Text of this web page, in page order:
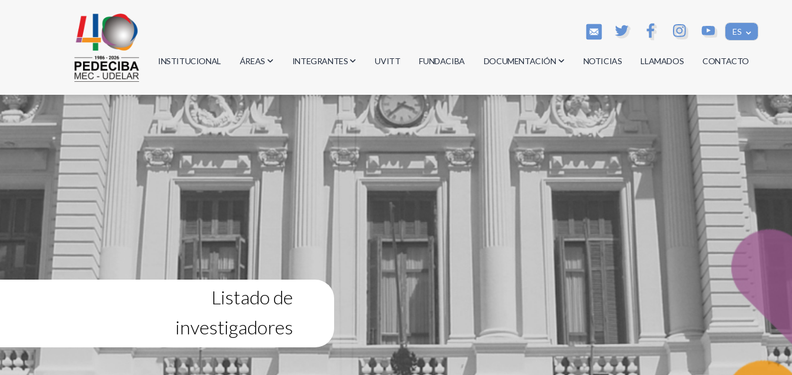
ES
INSTITUCIONAL ÁREAS
Biología
Física
Geociencias
Informática
Matemática
INTEGRANTES
Investigadores
Estudiantes
Egresados
UVITT FUNDACIBA DOCUMENTACIÓN
Actas
Reglamentos
Documentos
NOTICIAS LLAMADOS CONTACTO
Listado de
investigadores